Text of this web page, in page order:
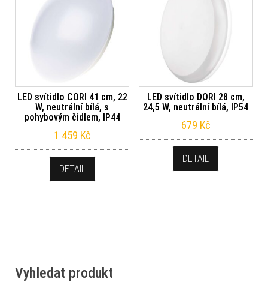
LED svítidlo CORI 41 cm, 22
W, neutrální bílá, s
pohybovým čidlem, IP44
1 459 Kč
DETAIL
LED svítidlo DORI 28 cm,
24,5 W, neutrální bílá, IP54
679 Kč
DETAIL
Vyhledat produkt